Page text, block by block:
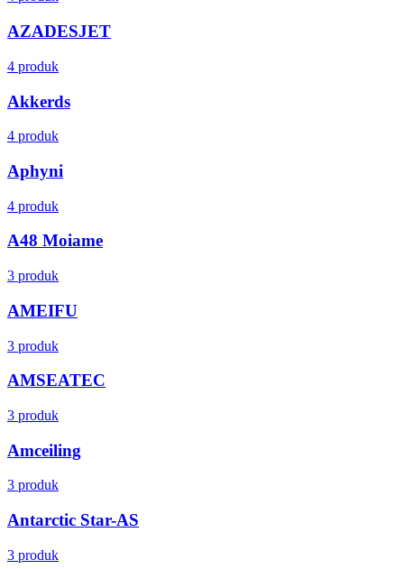
AZADESJET
4 produk
Akkerds
4 produk
Aphyni
4 produk
A48 Moiame
3 produk
AMEIFU
3 produk
AMSEATEC
3 produk
Amceiling
3 produk
Antarctic Star-AS
3 produk